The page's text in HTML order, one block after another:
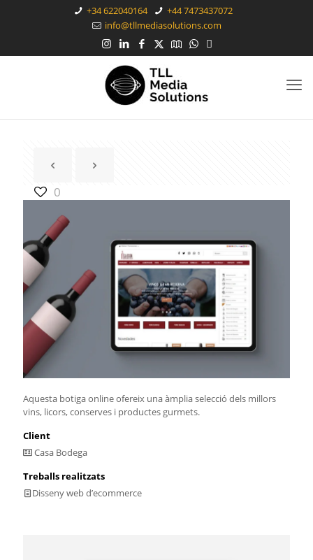
+34 622040164
+44 7473437072
info@tllmediasolutions.com
0
Aquesta botiga online ofereix una àmplia selecció dels millors
vins, licors, conserves i productes gurmets.
Client
Casa Bodega
Treballs realitzats
Disseny web d’ecommerce